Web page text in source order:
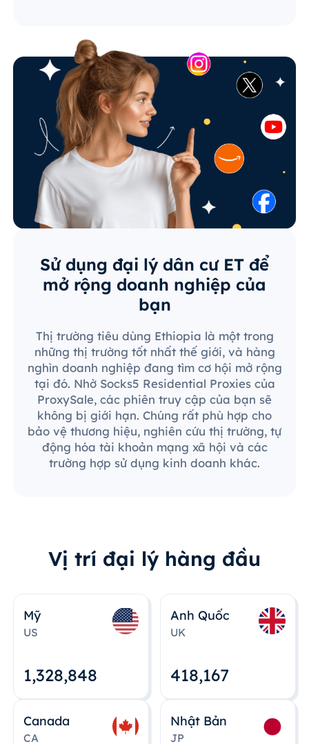
Sử dụng đại lý dân cư ET để
mở rộng doanh nghiệp của
bạn
Thị trường tiêu dùng Ethiopia là một trong
những thị trường tốt nhất thế giới, và hàng
nghìn doanh nghiệp đang tìm cơ hội mở rộng
tại đó. Nhờ Socks5 Residential Proxies của
ProxySale, các phiên truy cập của bạn sẽ
không bị giới hạn. Chúng rất phù hợp cho
bảo vệ thương hiệu, nghiên cứu thị trường, tự
động hóa tài khoản mạng xã hội và các
trường hợp sử dụng kinh doanh khác.
Vị trí đại lý hàng đầu
Mỹ
US
1,328,848
Anh Quốc
UK
418,167
Canada
CA
Nhật Bản
JP